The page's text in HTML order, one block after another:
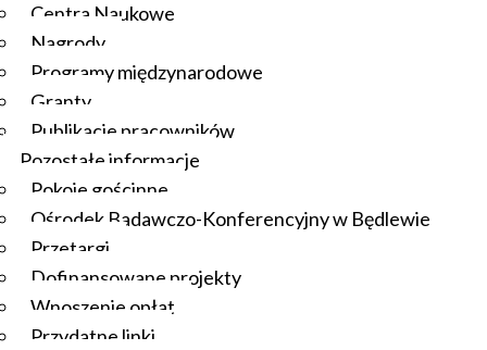
Centra Naukowe
Nagrody
Programy międzynarodowe
Granty
Publikacje pracowników
Pozostałe informacje
Pokoje gościnne
Ośrodek Badawczo-Konferencyjny w Będlewie
Przetargi
Dofinansowane projekty
Wnoszenie opłat
Przydatne linki